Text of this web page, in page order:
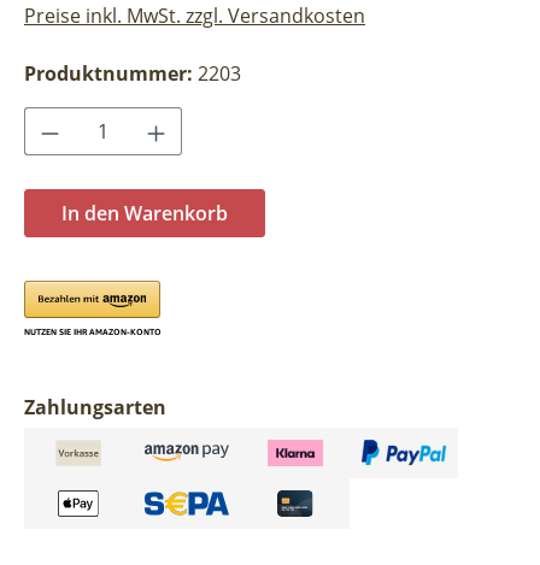
Preise inkl. MwSt. zzgl. Versandkosten
Produktnummer: 2203
Produkt Anzahl: Gib den gewünschten
In den Warenkorb
Zahlungsarten